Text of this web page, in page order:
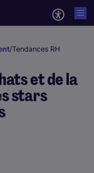
/Tendances RH
et de la
stars